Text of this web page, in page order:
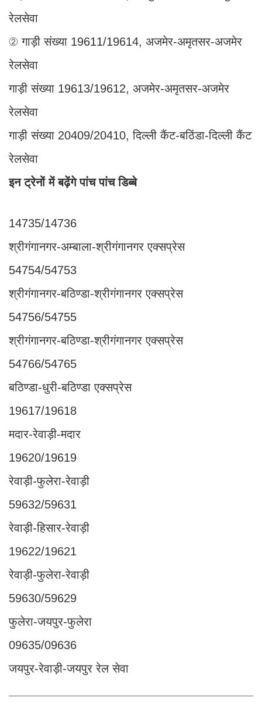
रेलसेवा
② गाड़ी संख्या 19611/19614, अजमेर-अमृतसर-अजमेर
रेलसेवा
गाड़ी संख्या 19613/19612, अजमेर-अमृतसर-अजमेर
रेलसेवा
गाड़ी संख्या 20409/20410, दिल्ली कैंट-बठिंडा-दिल्ली कैंट
रेलसेवा
इन ट्रेनों में बढ़ेंगे पांच पांच डिब्बे
14735/14736
श्रीगंगानगर-अम्बाला-श्रीगंगानगर एक्सप्रेस
54754/54753
श्रीगंगानगर-बठिण्डा-श्रीगंगानगर एक्सप्रेस
54756/54755
श्रीगंगानगर-बठिण्डा-श्रीगंगानगर एक्सप्रेस
54766/54765
बठिण्डा-धुरी-बठिण्डा एक्सप्रेस
19617/19618
मदार-रेवाड़ी-मदार
19620/19619
रेवाड़ी-फुलेरा-रेवाड़ी
59632/59631
रेवाड़ी-हिसार-रेवाड़ी
19622/19621
रेवाड़ी-फुलेरा-रेवाड़ी
59630/59629
फुलेरा-जयपुर-फुलेरा
09635/09636
जयपुर-रेवाड़ी-जयपुर रेल सेवा